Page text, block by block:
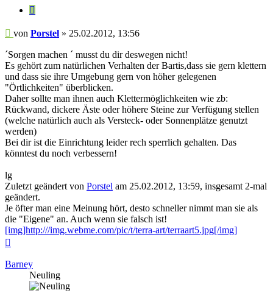
Zitieren
Beitrag
von Porstel » 25.02.2012, 13:56
´Sorgen machen ´ musst du dir deswegen nicht!
Es gehört zum natürlichen Verhalten der Bartis,dass sie gern klettern
und dass sie ihre Umgebung gern von höher gelegenen
"Örtlichkeiten" überblicken.
Daher sollte man ihnen auch Klettermöglichkeiten wie zb:
Rückwand, dickere Äste oder höhere Steine zur Verfügung stellen
(welche natürlich auch als Versteck- oder Sonnenplätze genutzt
werden)
Bei dir ist die Einrichtung leider rech sperrlich gehalten. Das
könntest du noch verbessern!
lg
Zuletzt geändert von Porstel am 25.02.2012, 13:59, insgesamt 2-mal
geändert.
Je öfter man eine Meinung hört, desto schneller nimmt man sie als
die "Eigene" an. Auch wenn sie falsch ist!
[img]http:///img.webme.com/pic/t/terra-art/terraart5.jpg[/img]
Barney
Neuling